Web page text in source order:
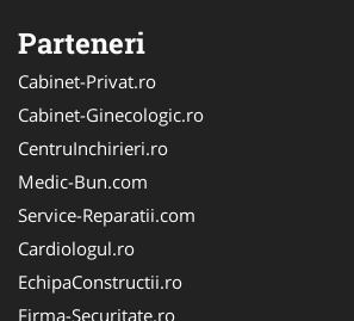
Parteneri
Cabinet-Privat.ro
Cabinet-Ginecologic.ro
CentruInchirieri.ro
Medic-Bun.com
Service-Reparatii.com
Cardiologul.ro
EchipaConstructii.ro
Firma-Securitate.ro